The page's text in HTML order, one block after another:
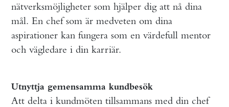
nätverksmöjligheter som hjälper dig att nå dina
mål. En chef som är medveten om dina
aspirationer kan fungera som en värdefull mentor
och vägledare i din karriär.
Utnyttja gemensamma kundbesök
Att delta i kundmöten tillsammans med din chef